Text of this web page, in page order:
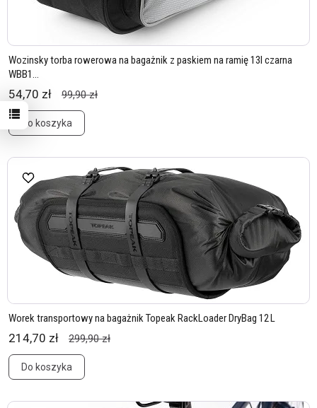
Wozinsky torba rowerowa na bagażnik z paskiem na ramię 13l czarna
WBB1...
54,70 zł 99,90 zł
Do koszyka
Worek transportowy na bagażnik Topeak RackLoader DryBag 12 L
214,70 zł 299,90 zł
Do koszyka